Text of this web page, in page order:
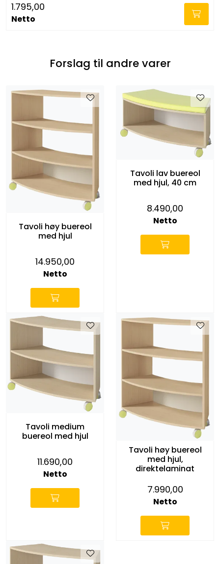
1.795,00
Netto
Forslag til andre varer
Tavoli høy buereol
med hjul
14.950,00
Netto
Tavoli lav buereol
med hjul, 40 cm
8.490,00
Netto
Tavoli medium
buereol med hjul
11.690,00
Netto
Tavoli høy buereol
med hjul,
direktelaminat
7.990,00
Netto